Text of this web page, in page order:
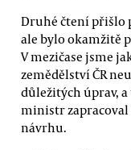
Druhé čtení přišlo
ale bylo okamžitě
V mezičase jsme
zemědělství ČR
důležitých úprav,
ministr zapracoval
návrhu.